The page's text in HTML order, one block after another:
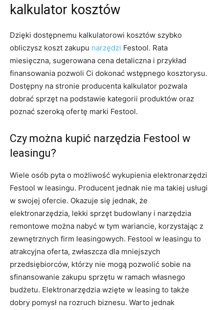
kalkulator kosztów
Dzięki dostępnemu kalkulatorowi kosztów szybko
obliczysz koszt zakupu narzędzi Festool. Rata
miesięczna, sugerowana cena detaliczna i przykład
finansowania pozwoli Ci dokonać wstępnego kosztorysu.
Dostępny na stronie producenta kalkulator pozwala
dobrać sprzęt na podstawie kategorii produktów oraz
poznać szeroką ofertę marki Festool.
Czy można kupić narzędzia Festool w
leasingu?
Wiele osób pyta o możliwość wykupienia elektronarzędzi
Festool w leasingu. Producent jednak nie ma takiej usługi
w swojej ofercie. Okazuje się jednak, że
elektronarzędzia, lekki sprzęt budowlany i narzędzia
remontowe można nabyć w tym wariancie, korzystając z
zewnętrznych firm leasingowych. Festool w leasingu to
atrakcyjna oferta, zwłaszcza dla mniejszych
przedsiębiorców, którzy nie mogą pozwolić sobie na
sfinansowanie zakupu sprzętu w ramach własnego
budżetu. Elektronarzędzia wzięte w leasing to także
dobry pomysł na rozruch biznesu. Warto jednak